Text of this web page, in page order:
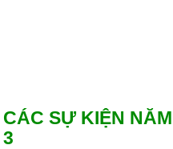
CÁC SỰ KIỆN
3